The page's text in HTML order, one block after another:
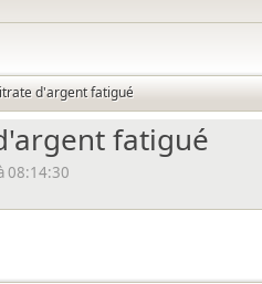
d'argent fatigué
fatigué
08:14:30